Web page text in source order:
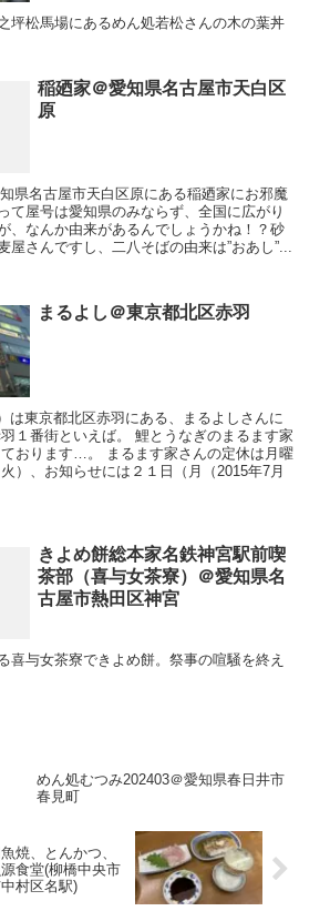
坪松馬場にあるめん処若松さんの木の葉丼
稲廼家＠愛知県名古屋市天白区
原
県名古屋市天白区原にある稲廼家にお邪魔
て屋号は愛知県のみならず、全国に広がり
、なんか由来があるんでしょうかね！？砂
屋さんですし、二八そばの由来は”おあし”...
まるよし＠東京都北区赤羽
は東京都北区赤羽にある、まるよしさんに
１番街といえば。 鯉とうなぎのまるます家
おります…。 まるます家さんの定休は月曜
）、お知らせには２１日（月（2015年7月
きよめ餅総本家名鉄神宮駅前喫
茶部（喜与女茶寮）＠愛知県名
古屋市熱田区神宮
喜与女茶寮できよめ餅。祭事の喧騒を終え
めん処むつみ202403＠愛知県春日井市
春見町
焼、とんかつ、
食堂(柳橋中央市
村区名駅)